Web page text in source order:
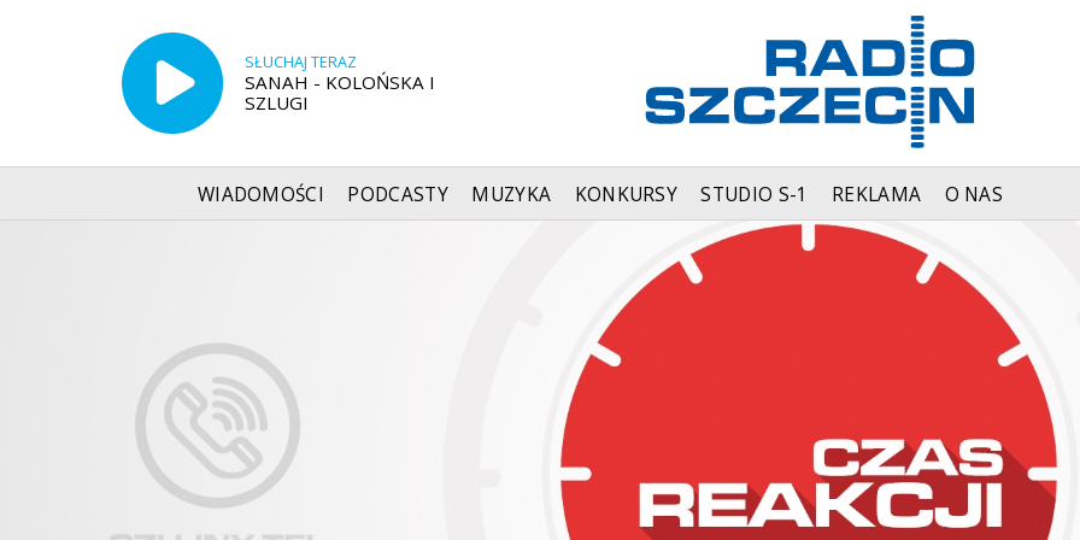
SŁUCHAJ TERAZ
SANAH - KOLOŃSKA I
SZLUGI
WIADOMOŚCI PODCASTY MUZYKA KONKURSY STUDIO S-1 REKLAMA O NAS